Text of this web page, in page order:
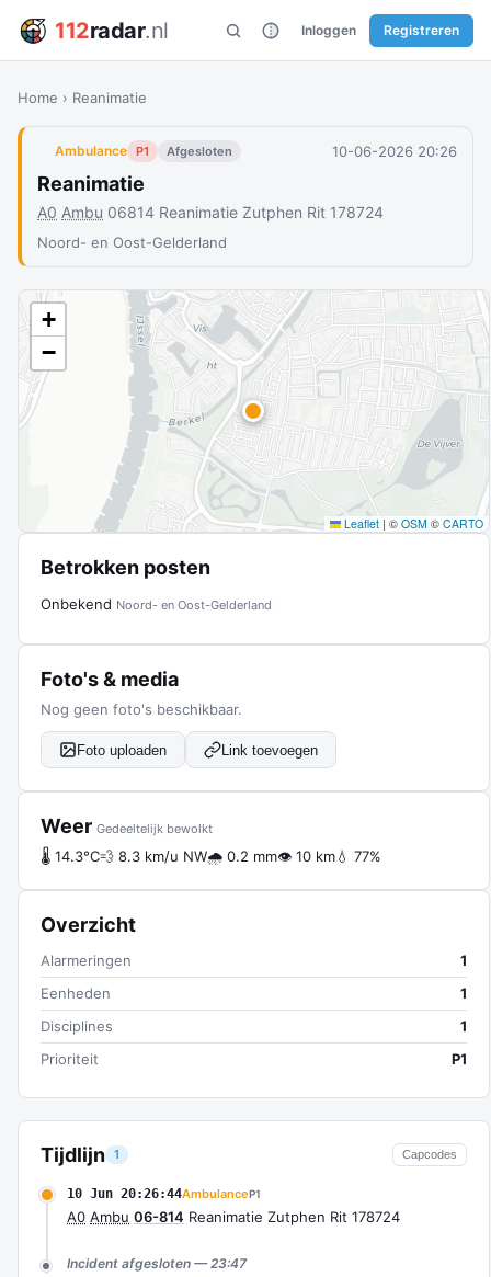
112radar.nl Inloggen Registreren
Home › Reanimatie
Ambulance P1 Afgesloten 10-06-2026 20:26
Reanimatie
A0 Ambu 06814 Reanimatie Zutphen Rit 178724
Noord- en Oost-Gelderland
Tijdlijn 1 Capcodes
10 Jun 20:26:44AmbulanceP1
A0 Ambu 06-814 Reanimatie Zutphen Rit 178724
Incident afgesloten — 23:47
+
−
Leaflet | © OSM © CARTO
Betrokken posten
Onbekend Noord- en Oost-Gelderland
Foto's & media
Nog geen foto's beschikbaar.
Foto uploaden Link toevoegen
Weer Gedeeltelijk bewolkt
🌡 14.3°C💨 8.3 km/u NW🌧 0.2 mm👁 10 km💧 77%
Overzicht
Alarmeringen
1
Eenheden
1
Disciplines
1
Prioriteit
P1